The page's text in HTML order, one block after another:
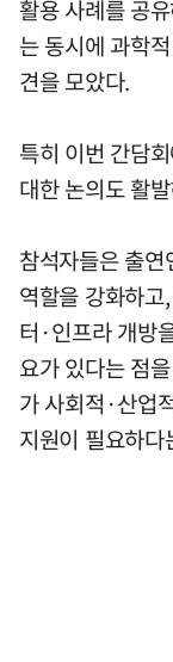
활용 사례를 공
는 동시에 과학
견을 모았다.
특히 이번 간담
대한 논의도 활
참석자들은 출
역할을 강화하
터·인프라 개방
요가 있다는 점
가 사회적·산업
지원이 필요하다